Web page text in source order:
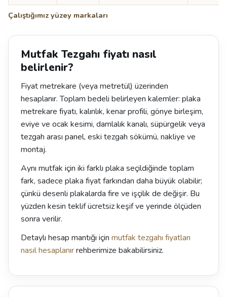
Çalıştığımız yüzey markaları
Mutfak Tezgahı fiyatı nasıl
belirlenir?
Fiyat metrekare (veya metretül) üzerinden
hesaplanır. Toplam bedeli belirleyen kalemler: plaka
metrekare fiyatı, kalınlık, kenar profili, gönye birleşim,
eviye ve ocak kesimi, damlalık kanalı, süpürgelik veya
tezgah arası panel, eski tezgah sökümü, nakliye ve
montaj.
Aynı mutfak için iki farklı plaka seçildiğinde toplam
fark, sadece plaka fiyat farkından daha büyük olabilir;
çünkü desenli plakalarda fire ve işçilik de değişir. Bu
yüzden kesin teklif ücretsiz keşif ve yerinde ölçüden
sonra verilir.
Detaylı hesap mantığı için mutfak tezgahı fiyatları
nasıl hesaplanırrehberimize bakabilirsiniz.